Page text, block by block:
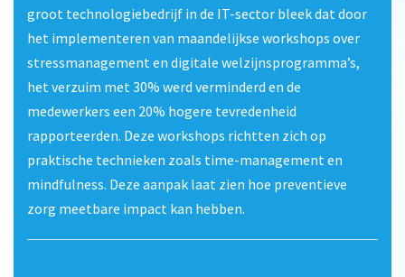
groot technologiebedrijf in de IT-sector bleek dat door
het implementeren van maandelijkse workshops over
stressmanagement en digitale welzijnsprogramma’s,
het verzuim met 30% werd verminderd en de
medewerkers een 20% hogere tevredenheid
rapporteerden. Deze workshops richtten zich op
praktische technieken zoals time-management en
mindfulness. Deze aanpak laat zien hoe preventieve
zorg meetbare impact kan hebben.